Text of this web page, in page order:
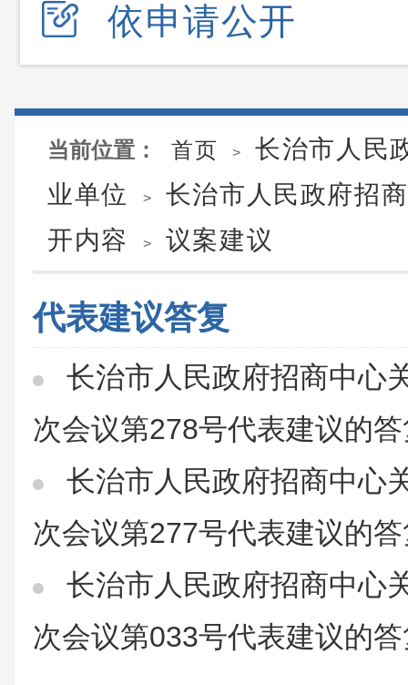
依申请公开
当前位置： 首页 >
长治市人民
业单位
>
长治市人民政府招
开内容
> 议案建议
代表建议答复
长治市人民政府招商中心
次会议第278号代表建议的
长治市人民政府招商中心
次会议第277号代表建议的
长治市人民政府招商中心
次会议第033号代表建议的